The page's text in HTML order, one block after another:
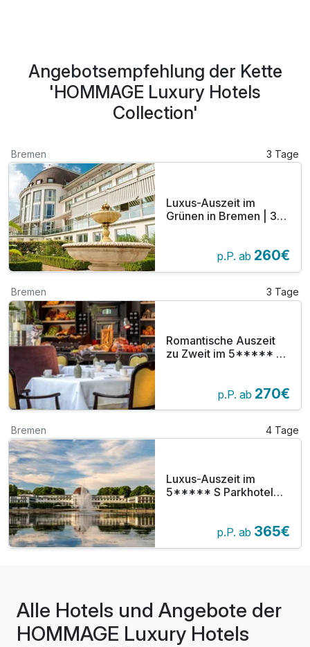
Angebotsempfehlung der Kette
'HOMMAGE Luxury Hotels
Collection'
Bremen 3 Tage
Luxus-Auszeit im
Grünen in Bremen | 3
p.P. ab 260€
Bremen 3 Tage
Romantische Auszeit
zu Zweit im 5***** S
p.P. ab 270€
Bremen 4 Tage
Luxus-Auszeit im
5***** S Parkhotel
Restaurant| 4 Tage
p.P. ab 365€
Alle Hotels und Angebote der
HOMMAGE Luxury Hotels